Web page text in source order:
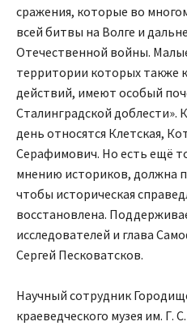
сражения, которые во
всей битвы на Волге и
Отечественной войны.
территории которых также
действий, имеют особый
Сталинградской доблести».
день относятся Клетская,
Серафимович. Но есть ещё
мнению историков, должна
чтобы историческая
восстановлена.
исследователей и глава
Сергей Песковатсков.
Научный сотрудник
краеведческого музея им.